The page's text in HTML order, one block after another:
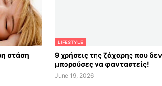
στάση
LIFESTYLE
9 χρήσεις της ζάχαρης που δεν
μπορούσες να φανταστείς!
June 19, 2026